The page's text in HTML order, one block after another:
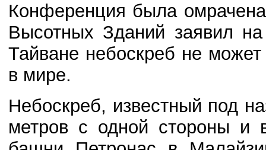
Конференция была
Высотных Зданий заявил
Тайване небоскреб не
в мире.
Небоскреб, известный под
метров с одной стороны